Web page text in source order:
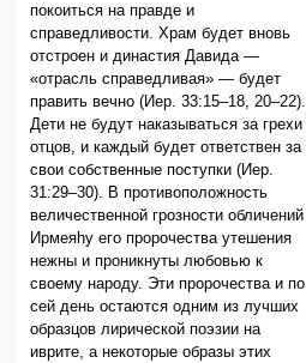
покоиться на правде и
справедливости. Храм будет вновь
отстроен и династия Давида —
«отрасль справедливая» — будет
править вечно (Иер. 33:15–18, 20–22).
Дети не будут наказываться за грехи
отцов, и каждый будет ответствен за
свои собственные поступки (Иер.
31:29–30). В противоположность
величественной грозности обличений
Ирмеяhу его пророчества утешения
нежны и проникнуты любовью к
своему народу. Эти пророчества и по
сей день остаются одним из лучших
образцов лирической поэзии на
иврите, а некоторые образы этих